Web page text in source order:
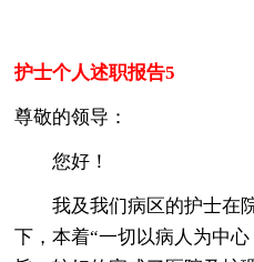
护士个人述职报告5
尊敬的领导：
您好！
我及我们病区的护士在
下，本着“一切以病人为中